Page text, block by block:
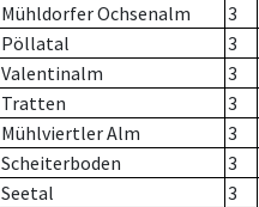
Mühldorfer Ochsenalm 3
Pöllatal 3
Valentinalm 3
Tratten 3
Mühlviertler Alm 3
Scheiterboden 3
Seetal 3